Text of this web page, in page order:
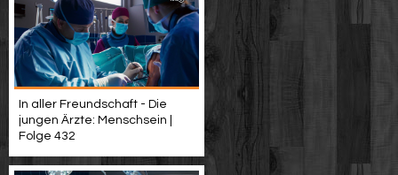
In aller Freundschaft - Die
jungen Ärzte: Menschsein |
Folge 432